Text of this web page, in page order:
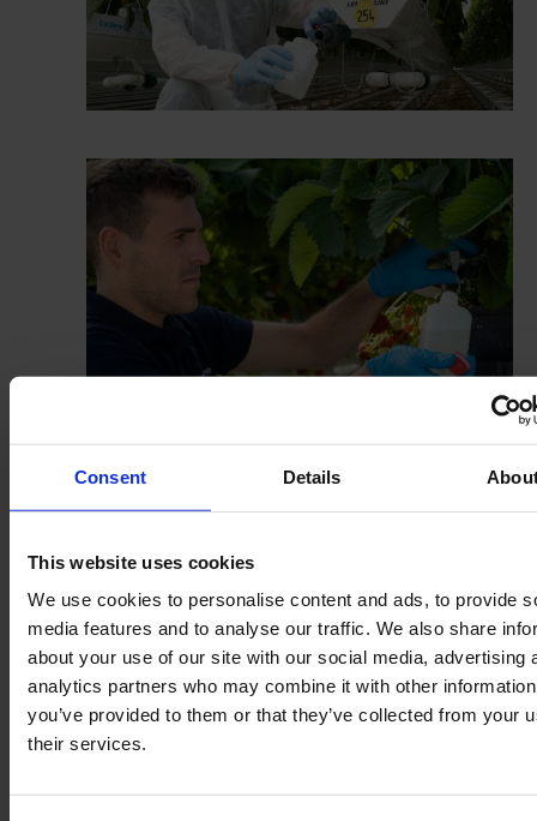
Consent Details
This website uses cookies
We use cookies to personalise content and ads, to provide
media features and to analyse our traffic. We also share
about your use of our site with our social media, advertising
analytics partners who may combine it with other
you’ve provided to them or that they’ve collected from your
their services.
Domaine d'application
Traitement de l'ensemble du système
d'arrosage : systèmes de goutte à goutte,
systèmes d'irrigation, systèmes de
pulvérisation, silos, hydroculture, gouttières,
etc.
matériel, tels que les couteaux, les fusils,...